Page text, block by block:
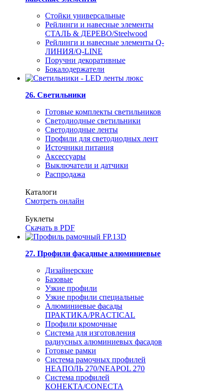
Стойки универсальные
Рейлинги и навесные элементы
СТАЛЬ & ДЕРЕВО/Steelwood
Рейлинги и навесные элементы Q-
ЛИНИЯ/Q-LINE
Поручни декоративные
Бокалодержатели
26. Светильники
Готовые комплекты светильников
Светодиодные светильники
Светодиодные ленты
Профили для светодиодных лент
Источники питания
Аксессуары
Выключатели и датчики
Распродажа
Каталоги
Смотреть онлайн
Буклеты
Скачать в PDF
27. Профили фасадные алюминиевые
Дизайнерские
Базовые
Узкие профили
Узкие профили специальные
Алюминиевые фасады
ПРАКТИКА/PRACTICAL
Профили кромочные
Система для изготовления
радиусных алюминиевых фасадов
Готовые рамки
Система рамочных профилей
НЕАПОЛЬ 270/NEAPOL 270
Система профилей
КОНЕКТА/CONECTA